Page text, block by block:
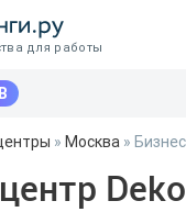
для работы
» Москва »